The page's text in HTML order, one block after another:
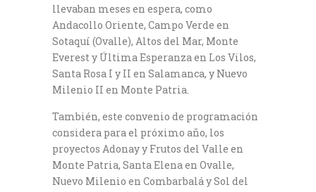
llevaban meses en espera, como
Andacollo Oriente, Campo Verde en
Sotaquí (Ovalle), Altos del Mar, Monte
Everest y Última Esperanza en Los Vilos,
Santa Rosa I y II en Salamanca, y Nuevo
Milenio II en Monte Patria.
También, este convenio de programación
considera para el próximo año, los
proyectos Adonay y Frutos del Valle en
Monte Patria, Santa Elena en Ovalle,
Nuevo Milenio en Combarbalá y Sol del